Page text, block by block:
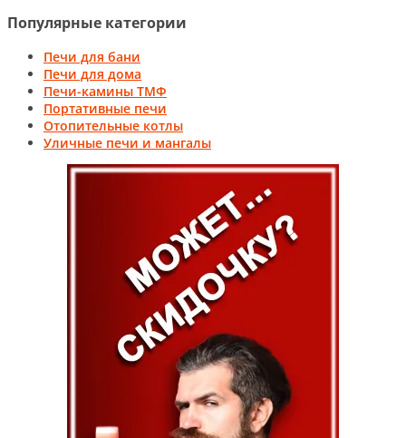
Популярные категории
Печи для бани
Печи для дома
Печи-камины ТМФ
Портативные печи
Отопительные котлы
Уличные печи и мангалы